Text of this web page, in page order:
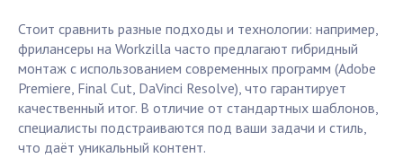
Стоит сравнить разные подходы и технологии: например,
фрилансеры на Workzilla часто предлагают гибридный
монтаж с использованием современных программ (Adobe
Premiere, Final Cut, DaVinci Resolve), что гарантирует
качественный итог. В отличие от стандартных шаблонов,
специалисты подстраиваются под ваши задачи и стиль,
что даёт уникальный контент.